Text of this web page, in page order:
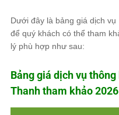
Dưới đây là bảng giá dịch
để quý khách có thể tham
lý phù hợp như sau:
Bảng giá dịch vụ
Thanh tham khảo 2026